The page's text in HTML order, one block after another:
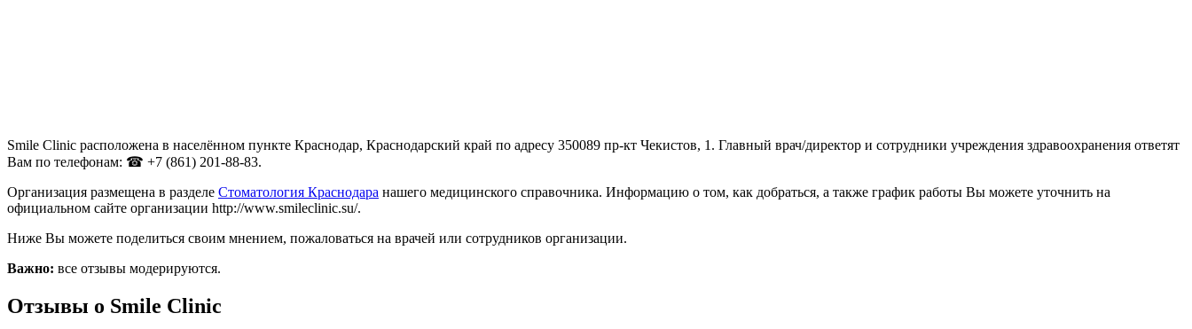
Smile Clinic расположена в населённом пункте Краснодар, Краснодарский край по адресу 350089 пр-кт Чекистов, 1. Главный врач/директор и сотрудники учреждения здравоохранения ответят
Вам по телефонам: ☎ +7 (861) 201-88-83.
Организация размещена в разделе Стоматология Краснодара нашего медицинского справочника. Информацию о том, как добраться, а также график работы Вы можете уточнить на
официальном сайте организации http://www.smileclinic.su/.
Ниже Вы можете поделиться своим мнением, пожаловаться на врачей или сотрудников организации.
Важно: все отзывы модерируются.
Отзывы о Smile Clinic